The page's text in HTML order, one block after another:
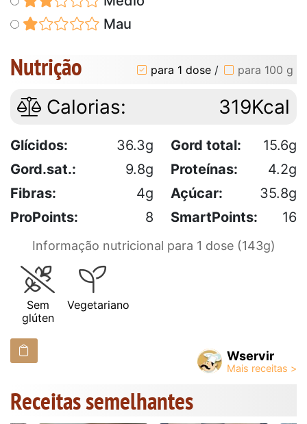
Mau
Nutrição para 1 dose / para 100 g
Calorias: 319Kcal
Glícidos: 36.3g Gord total:
15.6g
Gord.sat.:
9.8g Proteínas:
4.2g
Fibras:
4g Açúcar:
35.8g
ProPoints:
8 SmartPoints: 16
Informação nutricional para 1 dose (143g)
Sem
glúten
Vegetariano
Wservir
Receitas semelhantes